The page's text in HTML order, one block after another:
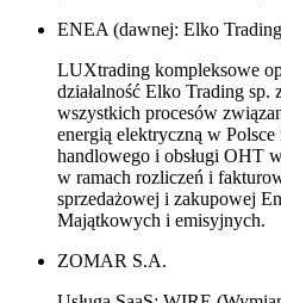
ENEA (dawnej: Elko
LUXtrading kompleksowe
działalność Elko Trading sp.
wszystkich procesów
energią elektryczną w
handlowego i obsługi OHT
w ramach rozliczeń i
sprzedażowej i zakupowej
Majątkowych i emisyjnych.
ZOMAR S.A.